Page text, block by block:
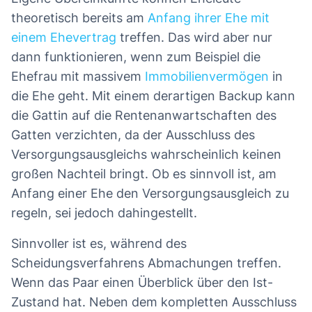
theoretisch bereits am Anfang ihrer Ehe mit
einem Ehevertrag treffen. Das wird aber nur
dann funktionieren, wenn zum Beispiel die
Ehefrau mit massivem Immobilienvermögen in
die Ehe geht. Mit einem derartigen Backup kann
die Gattin auf die Rentenanwartschaften des
Gatten verzichten, da der Ausschluss des
Versorgungsausgleichs wahrscheinlich keinen
großen Nachteil bringt. Ob es sinnvoll ist, am
Anfang einer Ehe den Versorgungsausgleich zu
regeln, sei jedoch dahingestellt.
Sinnvoller ist es, während des
Scheidungsverfahrens Abmachungen treffen.
Wenn das Paar einen Überblick über den Ist-
Zustand hat. Neben dem kompletten Ausschluss